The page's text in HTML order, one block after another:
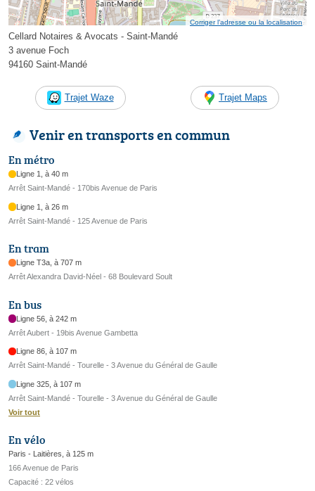
Corriger l’adresse ou la localisation
Cellard Notaires & Avocats - Saint-Mandé
3 avenue Foch
94160 Saint-Mandé
Trajet Waze Trajet Maps
Venir en transports en commun
En métro
Ligne 1, à 40 m
Arrêt Saint-Mandé - 170bis Avenue de Paris
Ligne 1, à 26 m
Arrêt Saint-Mandé - 125 Avenue de Paris
En tram
Ligne T3a, à 707 m
Arrêt Alexandra David-Néel - 68 Boulevard Soult
En bus
Ligne 56, à 242 m
Arrêt Aubert - 19bis Avenue Gambetta
Ligne 86, à 107 m
Arrêt Saint-Mandé - Tourelle - 3 Avenue du Général de Gaulle
Ligne 325, à 107 m
Arrêt Saint-Mandé - Tourelle - 3 Avenue du Général de Gaulle
Voir tout
En vélo
Paris - Laitières, à 125 m
166 Avenue de Paris
Capacité : 22 vélos